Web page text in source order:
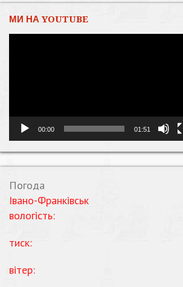
МИ НА YOUTUBE
00:00 01:51
Погода
Івано-Франківськ
вологість:
тиск:
вітер: